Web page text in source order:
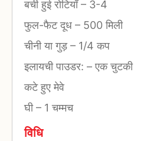
बची हुई रोटियाँ– 3-4
फुल-फैट दूध – 500 मिली
चीनी या गुड़– 1/4 कप
इलायची पाउडर: –एक चुटकी
कटे हुए मेवे
घी– 1 चम्मच
विधि